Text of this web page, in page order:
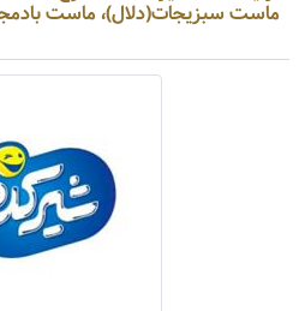
ماست سبزیجات(دلال)، ماست